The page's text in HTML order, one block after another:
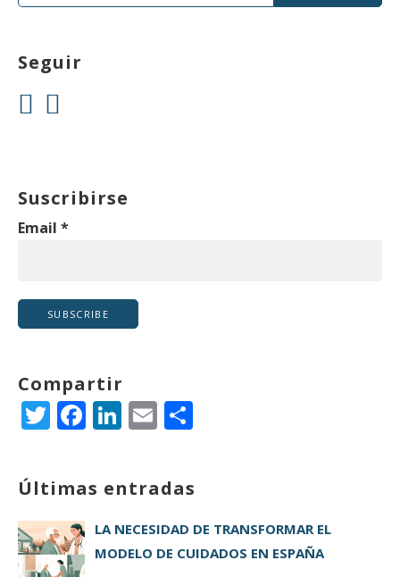
Seguir
Suscribirse
Email *
Compartir
T
it
te
r
F
e
b
o
Li
k
e
dI
n
E
ai
l p
a
rt
Últimas entradas
LA NECESIDAD DE TRANSFORMAR EL
MODELO DE CUIDADOS EN ESPAÑA